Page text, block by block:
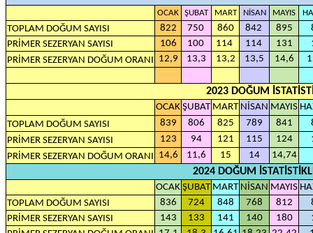
OCAK ŞUBAT MART NİSAN MAYIS
TOPLAM DOĞUM SAYISI 822 750 860 842 895
PRİMER SEZERYAN SAYISI
106 100 114 114 131
PRİMER SEZERYAN DOĞUM ORANI 12,9 13,3 13,2 13,5 14,6
2023 DOĞUM
OCAK ŞUBAT MART NİSAN MAYIS
TOPLAM DOĞUM SAYISI
839 806 825 789 841
PRİMER SEZERYAN SAYISI
123 94 121 115 124
PRİMER SEZERYAN DOĞUM ORANI 14,6 11,6 15 14 14,74
2024 DOĞUM
OCAK ŞUBAT MART NİSAN MAYIS
TOPLAM DOĞUM SAYISI
836 724 848 768 812
PRİMER SEZERYAN SAYISI
143 133 141 140 180